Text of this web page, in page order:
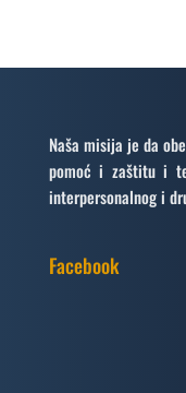
Naša misija je da
pomoć i zaštitu i
interpersonalnog i
Facebook